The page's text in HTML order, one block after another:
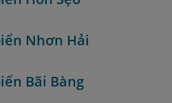
Nhơn Hải
Bãi Bàng